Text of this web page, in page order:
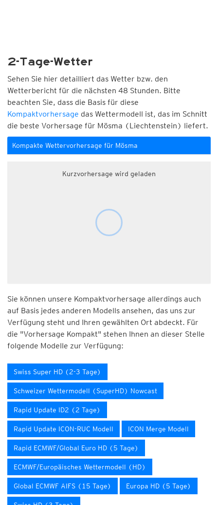
2-Tage-Wetter
Sehen Sie hier detailliert das Wetter bzw. den
Wetterbericht für die nächsten 48 Stunden. Bitte
beachten Sie, dass die Basis für diese
Kompaktvorhersage das Wettermodell ist, das im Schnitt
die beste Vorhersage für Mösma (Liechtenstein) liefert.
Kompakte Wettervorhersage für Mösma
Kurzvorhersage wird geladen
Sie können unsere Kompaktvorhersage allerdings auch
auf Basis jedes anderen Modells ansehen, das uns zur
Verfügung steht und Ihren gewählten Ort abdeckt. Für
die "Vorhersage Kompakt" stehen Ihnen an dieser Stelle
folgende Modelle zur Verfügung:
Swiss Super HD (2-3 Tage)
Schweizer Wettermodell (SuperHD) Nowcast
Rapid Update ID2 (2 Tage)
Rapid Update ICON-RUC Modell ICON Merge Modell
Rapid ECMWF/Global Euro HD (5 Tage)
ECMWF/Europäisches Wettermodell (HD)
Global ECMWF AIFS (15 Tage) Europa HD (5 Tage)